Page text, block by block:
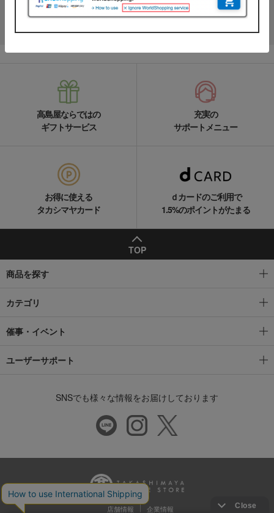
高島屋ならではの
ギフトサービス
充実の
サポートメニュー
お得に使える
タカシマヤカード
ｄカードのご利用で
1.5%のポイントがたまる
TOP
商品を探す
カテゴリ
催事・イベント
ユーザーサポート
SNSでも様々な情報をお届けしております
店舗情報 企業情報